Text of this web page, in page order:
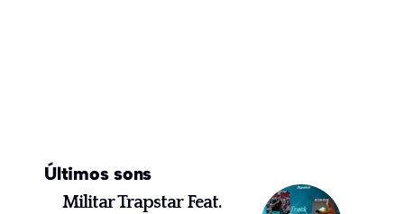
Últimos sons
Militar Trapstar Feat.